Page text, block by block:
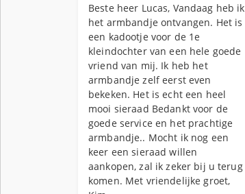
Beste heer Lucas, Vandaag heb ik
het armbandje ontvangen. Het is
een kadootje voor de 1e
kleindochter van een hele goede
vriend van mij. Ik heb het
armbandje zelf eerst even
bekeken. Het is echt een heel
mooi sieraad Bedankt voor de
goede service en het prachtige
armbandje.. Mocht ik nog een
keer een sieraad willen
aankopen, zal ik zeker bij u terug
komen. Met vriendelijke groet,